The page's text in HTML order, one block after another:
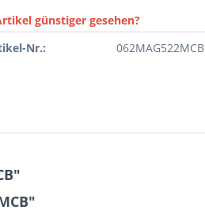
günstiger gesehen?
Nr.:
062MAG522MCB